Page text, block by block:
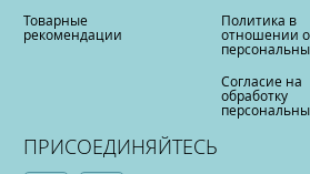
Товарные
рекомендации
Политика в
отношении
Согласие на
обработку
ПРИСОЕДИНЯЙТЕСЬ